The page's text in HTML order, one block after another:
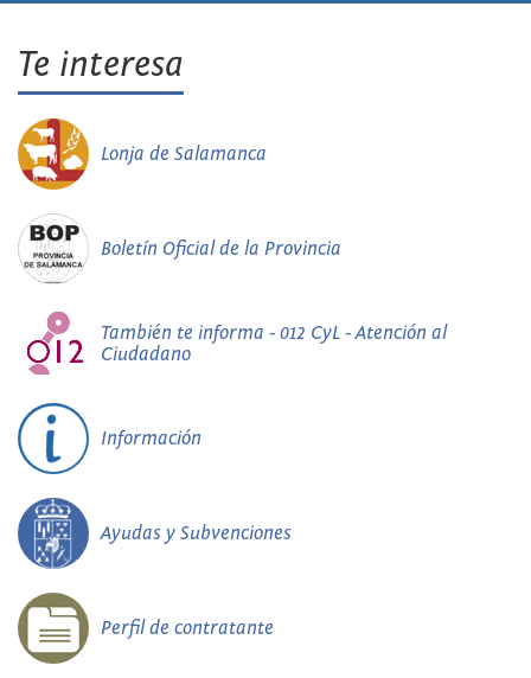
Te interesa
Lonja de Salamanca
Boletín Oficial de la Provincia
También te informa - 012 CyL - Atención al
Ciudadano
Información
Ayudas y Subvenciones
Perfil de contratante